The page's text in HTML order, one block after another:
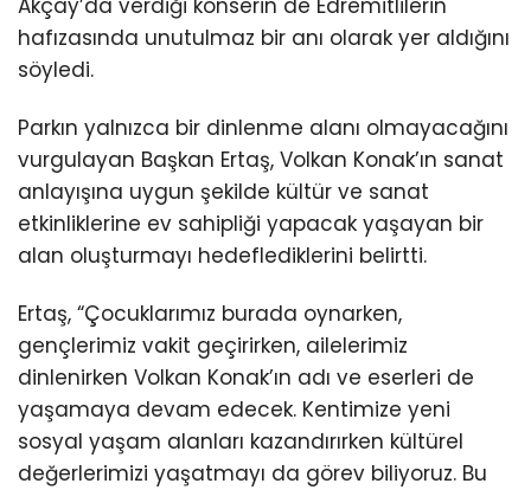
Akçay’da verdiği konserin de Edremitlilerin
hafızasında unutulmaz bir anı olarak yer aldığını
söyledi.
Parkın yalnızca bir dinlenme alanı olmayacağını
vurgulayan Başkan Ertaş, Volkan Konak’ın sanat
anlayışına uygun şekilde kültür ve sanat
etkinliklerine ev sahipliği yapacak yaşayan bir
alan oluşturmayı hedeflediklerini belirtti.
Ertaş, “Çocuklarımız burada oynarken,
gençlerimiz vakit geçirirken, ailelerimiz
dinlenirken Volkan Konak’ın adı ve eserleri de
yaşamaya devam edecek. Kentimize yeni
sosyal yaşam alanları kazandırırken kültürel
değerlerimizi yaşatmayı da görev biliyoruz. Bu